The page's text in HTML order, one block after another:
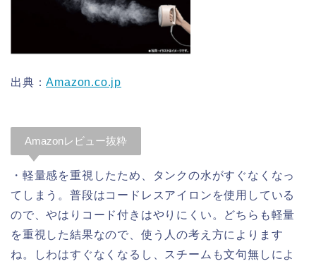
出典：Amazon.co.jp
Amazonレビュー抜粋
・軽量感を重視したため、タンクの水がすぐなくなっ
てしまう。普段はコードレスアイロンを使用している
ので、やはりコード付きはやりにくい。どちらも軽量
を重視した結果なので、使う人の考え方によります
ね。しわはすぐなくなるし、スチームも文句無しによ